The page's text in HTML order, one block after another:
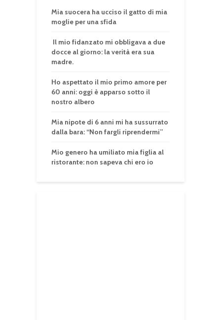
Mia suocera ha ucciso il gatto di mia
moglie per una sfida
Il mio fidanzato mi obbligava a due
docce al giorno: la verità era sua
madre.
Ho aspettato il mio primo amore per
60 anni: oggi è apparso sotto il
nostro albero
Mia nipote di 6 anni mi ha sussurrato
dalla bara: “Non fargli riprendermi”
Mio genero ha umiliato mia figlia al
ristorante: non sapeva chi ero io